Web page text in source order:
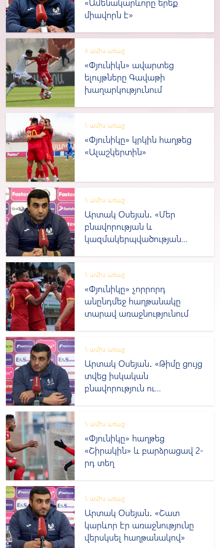
«Ամենակարևորը երեք
միավորն է»
4 ամիս առաջ
«Փյունիկն» ավարտեց
ելույթները Գավաթի
խաղարկությունում
5 ամիս առաջ
«Փյունիկը» կրկին հաղթեց
«Ալաշկերտին»
5 ամիս առաջ
Արտակ Օսեյան․ «Մեր
բնավորության և
կազմակերպվածության
5 ամիս առաջ
«Փյունիկը» չորրորդ
անընդմեջ հաղթանակը
տարավ առաջնությունում
5 ամիս առաջ
Արտակ Օսեյան․ «Թիմը ցույց
տվեց իսկական
բնավորություն ու
5 ամիս առաջ
«Փյունիկը» հաղթեց
«Շիրակին» և բարձրացավ 2-
րդ տեղ
5 ամիս առաջ
Արտակ Օսեյան․ «Շատ
կարևոր էր առաջնությունը
վերսկսել հաղթանակով»